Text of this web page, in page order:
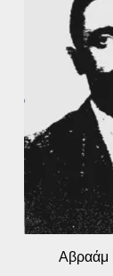
Αβραάμ